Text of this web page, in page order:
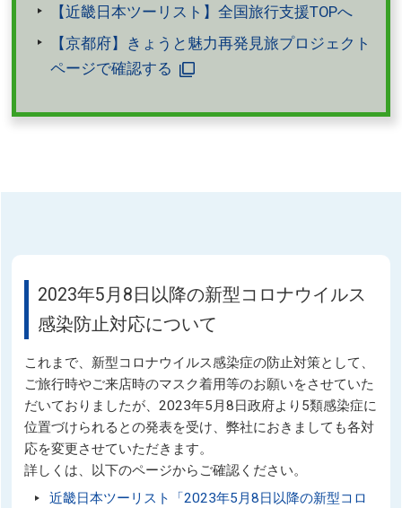
【近畿日本ツーリスト】全国旅行支援TOPへ
【京都府】きょうと魅力再発見旅プロジェクト
ページで確認する
2023年5月8日以降の新型コロナウイルス
感染防止対応について
これまで、新型コロナウイルス感染症の防止対策として、
ご旅行時やご来店時のマスク着用等のお願いをさせていた
だいておりましたが、2023年5月8日政府より5類感染症に
位置づけられるとの発表を受け、弊社におきましても各対
応を変更させていただきます。
詳しくは、以下のページからご確認ください。
近畿日本ツーリスト「2023年5月8日以降の新型コロ